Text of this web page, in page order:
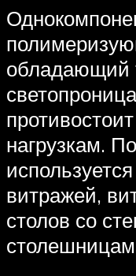
обладающий
нагрузкам.
витражей,
столов со